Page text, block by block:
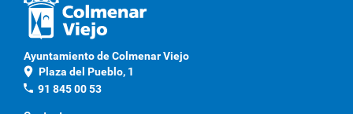
Ayuntamiento de Colmenar Viejo
location_on Plaza del Pueblo, 1
phone 91 845 00 53